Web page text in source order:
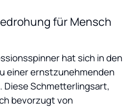
für Mensch
hat sich in den
einer ernstzunehmenden
Diese Schmetterlingsart,
bevorzugt von